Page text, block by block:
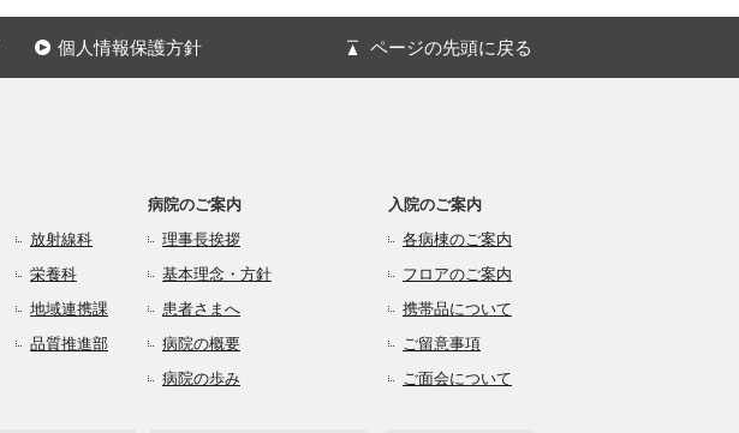
個人情報保護方針 ページの先頭に戻る
放射線科
栄養科
地域連携課
品質推進部
病院のご案内
理事長挨拶
基本理念・方針
患者さまへ
病院の概要
病院の歩み
入院のご案内
各病棟のご案内
フロアのご案内
携帯品について
ご留意事項
ご面会について